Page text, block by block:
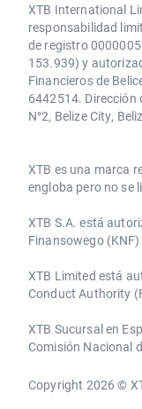
XTB International
responsabilidad
de registro
153.939) y
Financieros de
6442514. Dirección
N°2, Belize City,
​​XTB es una marca
engloba pero no se
XTB S.A.​ está
Finansowego
XTB Limited ​está
Conduct Authority
XTB Sucursal en
Comisión Nacional
Copyright 2026 ©